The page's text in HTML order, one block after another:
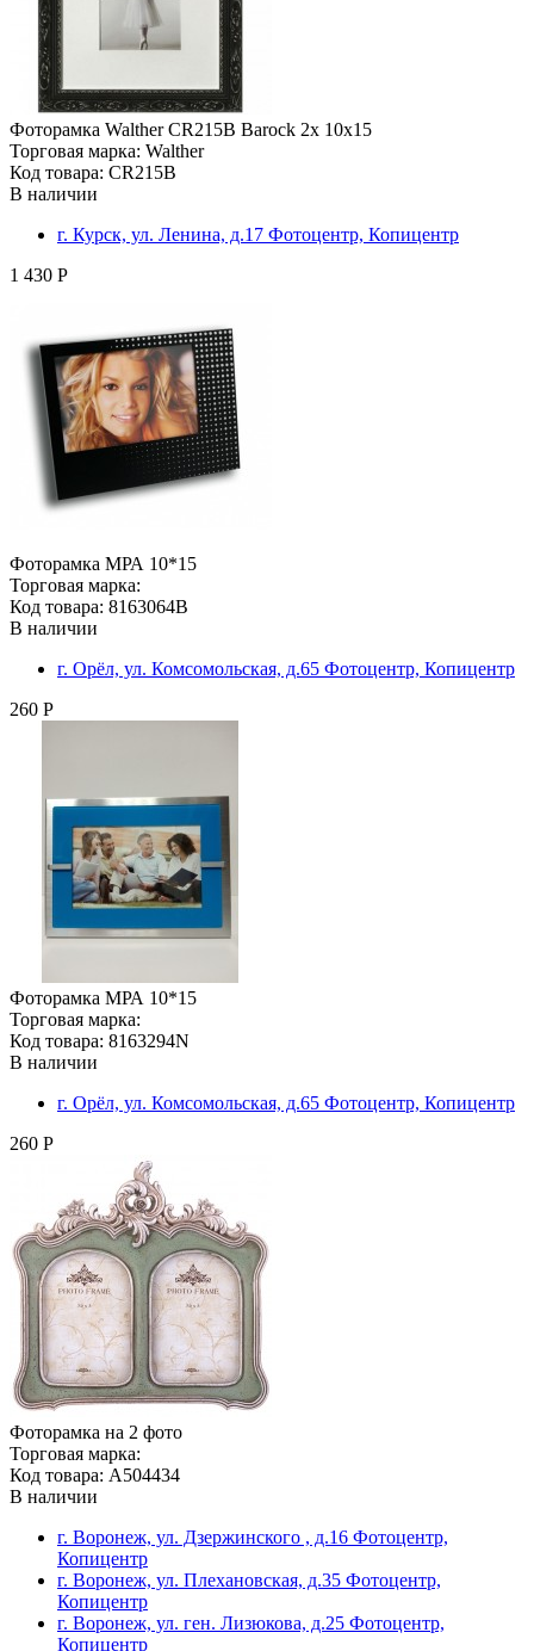
Фоторамка Walther CR215B Barock 2х 10х15
Торговая марка: Walther
Код товара: CR215B
В наличии
г. Курск, ул. Ленина, д.17 Фотоцентр, Копицентр
1 430 Р
Фоторамка МРА 10*15
Торговая марка:
Код товара: 8163064B
В наличии
г. Орёл, ул. Комсомольская, д.65 Фотоцентр, Копицентр
260 Р
Фоторамка МРА 10*15
Торговая марка:
Код товара: 8163294N
В наличии
г. Орёл, ул. Комсомольская, д.65 Фотоцентр, Копицентр
260 Р
Фоторамка на 2 фото
Торговая марка:
Код товара: A504434
В наличии
г. Воронеж, ул. Дзержинского , д.16 Фотоцентр,
Копицентр
г. Воронеж, ул. Плехановская, д.35 Фотоцентр,
Копицентр
г. Воронеж, ул. ген. Лизюкова, д.25 Фотоцентр,
Копицентр